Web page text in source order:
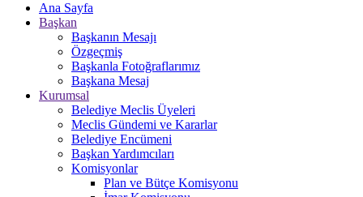
Ana Sayfa
Başkan
Başkanın Mesajı
Özgeçmiş
Başkanla Fotoğraflarımız
Başkana Mesaj
Kurumsal
Belediye Meclis Üyeleri
Meclis Gündemi ve Kararlar
Belediye Encümeni
Başkan Yardımcıları
Komisyonlar
Plan ve Bütçe Komisyonu